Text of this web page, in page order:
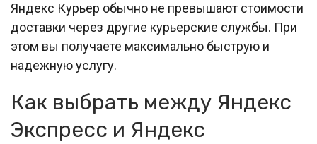
Яндекс Курьер обычно не превышают стоимости
доставки через другие курьерские службы. При
этом вы получаете максимально быструю и
надежную услугу.
Как выбрать между Яндекс
Экспресс и Яндекс